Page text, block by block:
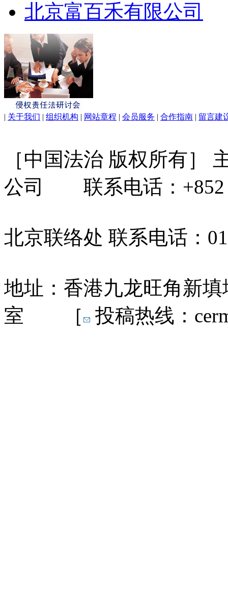
北京富百禾有限公司
| 关于我们 | 组织机构 | 网站章程 | 会员服务 | 合作指南 | 留言建
［中国法治 版权所有］
公司 联系电话：+852
北京联络处 联系电话：
地址：香港九龙旺角新
室 ［
投稿热线：